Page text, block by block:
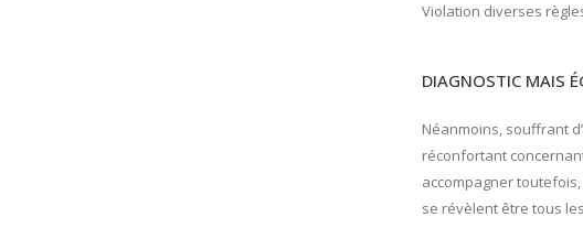
Violation diverses
DIAGNOSTIC MAIS
Néanmoins, souffrant
réconfortant
accompagner
se révèlent être tous